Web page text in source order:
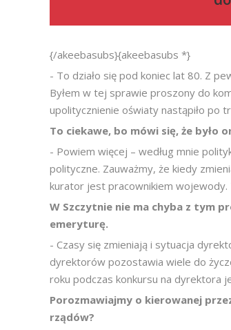
{/akeebasubs}{akeebasubs *}
- To działo się pod koniec lat 80. Z
Byłem w tej sprawie proszony do
upolitycznienie oświaty nastąpiło po
To ciekawe, bo mówi się, że było
- Powiem więcej – według mnie
polityczne. Zauważmy, że kiedy
kurator jest pracownikiem wojewody.
W Szczytnie nie ma chyba z tym
emeryturę.
- Czasy się zmieniają i sytuacja
dyrektorów pozostawia wiele do
roku podczas konkursu na dyrektora
Porozmawiajmy o kierowanej
rządów?